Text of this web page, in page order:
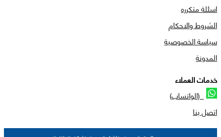
اسئلة متكرره
الشروط والاحكام
سياسة الخصوصية
المدونة
خدمات العملاء
(الواتساب)
اتصل بنا